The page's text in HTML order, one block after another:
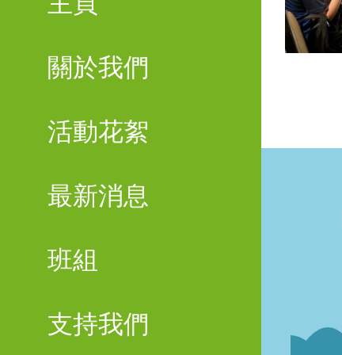
關於我們
活動花絮
最新消息
班組
支持我們